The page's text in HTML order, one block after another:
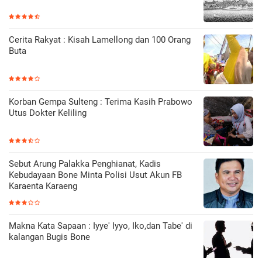
Cerita Rakyat : Kisah Lamellong dan 100 Orang
Buta
Korban Gempa Sulteng : Terima Kasih Prabowo
Utus Dokter Keliling
Sebut Arung Palakka Penghianat, Kadis
Kebudayaan Bone Minta Polisi Usut Akun FB
Karaenta Karaeng
Makna Kata Sapaan : Iyye' Iyyo, Iko,dan Tabe' di
kalangan Bugis Bone